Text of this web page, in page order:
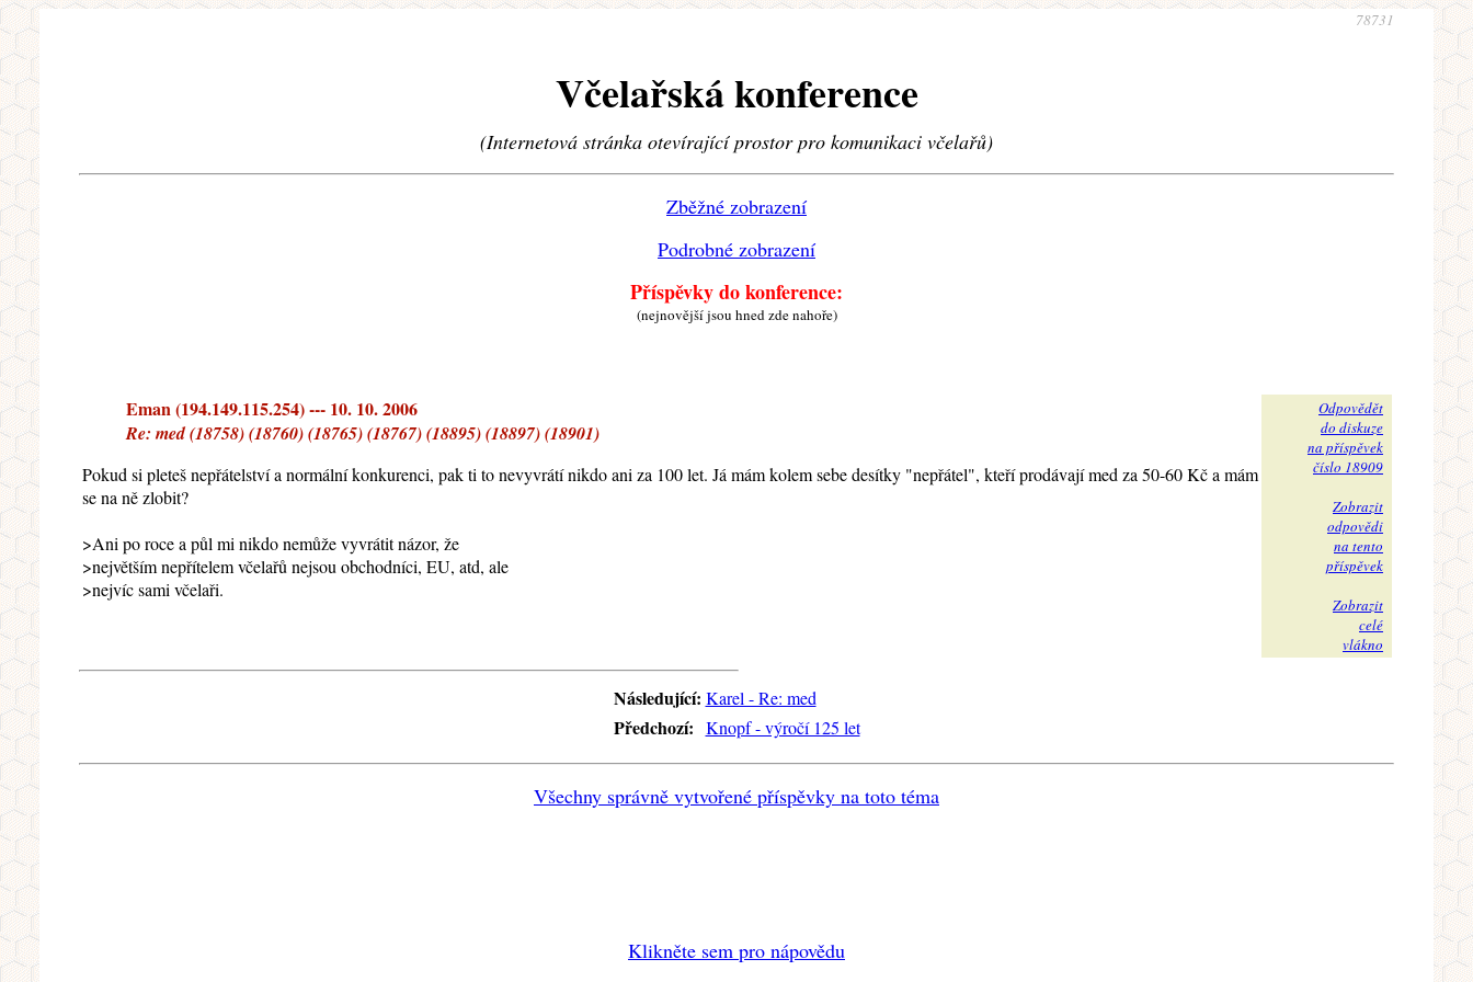
78731
Včelařská konference
(Internetová stránka otevírající prostor pro komunikaci včelařů)
Zběžné zobrazení
Podrobné zobrazení
Příspěvky do konference:
(nejnovější jsou hned zde nahoře)
Eman (194.149.115.254) --- 10. 10. 2006
Re: med (18758) (18760) (18765) (18767) (18895) (18897) (18901)
Pokud si pleteš nepřátelství a normální konkurenci, pak ti to nevyvrátí nikdo ani za 100 let. Já mám kolem sebe desítky "nepřátel", kteří prodávají med za 50-60 Kč a mám
se na ně zlobit?
>Ani po roce a půl mi nikdo nemůže vyvrátit názor, že
>největším nepřítelem včelařů nejsou obchodníci, EU, atd, ale
>nejvíc sami včelaři.
Odpovědět
do diskuze
na příspěvek
číslo 18909
Zobrazit
odpovědi
na tento
příspěvek
Zobrazit
celé
vlákno
Následující: Karel - Re: med
Předchozí: Knopf - výročí 125 let
Všechny správně vytvořené příspěvky na toto téma
Klikněte sem pro nápovědu